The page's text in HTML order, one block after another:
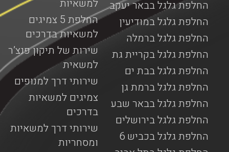
למשאיות
החלפת 5 צמיגים
למשאיות בדרכים
שירות של תיקון פנצ’ר
למשאית
שירותי דרך למנופים
צמיגים למשאיות
בדרכים
שירותי דרך למשאיות
ומסחריות
החלפת גלגל בבאר יעקב
החלפת גלגל במודיעין
החלפת גלגל ברמלה
החלפת גלגל בקריית גת
החלפת גלגל בבת ים
החלפת גלגל ברמת גן
החלפת גלגל בבאר שבע
החלפת גלגל בירושלים
החלפת גלגל בכביש 6